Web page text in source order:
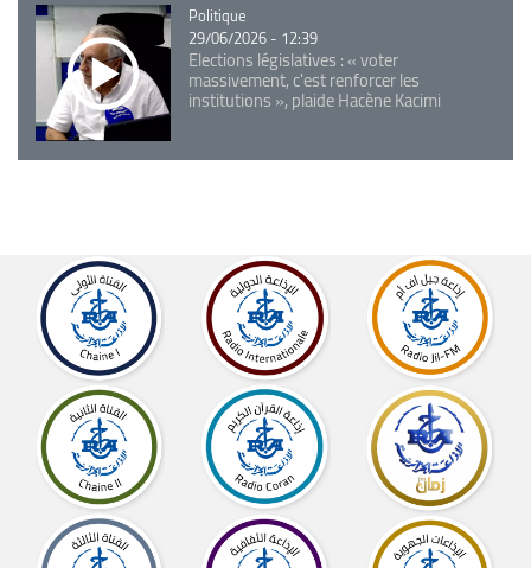
Catégorie
Politique
29/06/2026 - 12:39
Elections législatives : « voter
massivement, c'est renforcer les
institutions », plaide Hacène Kacimi